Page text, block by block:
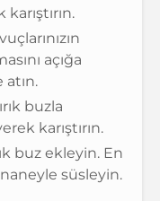
açığa
atın.
buzla
karıştırın.
buz ekleyin. En
süsleyin.